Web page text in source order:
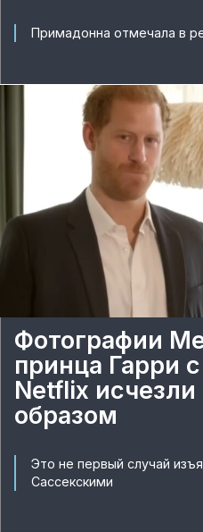
Примадонна отмечала в
Фотографии
принца Гарри
Netflix
образом
Это не первый случай
Сассекскими